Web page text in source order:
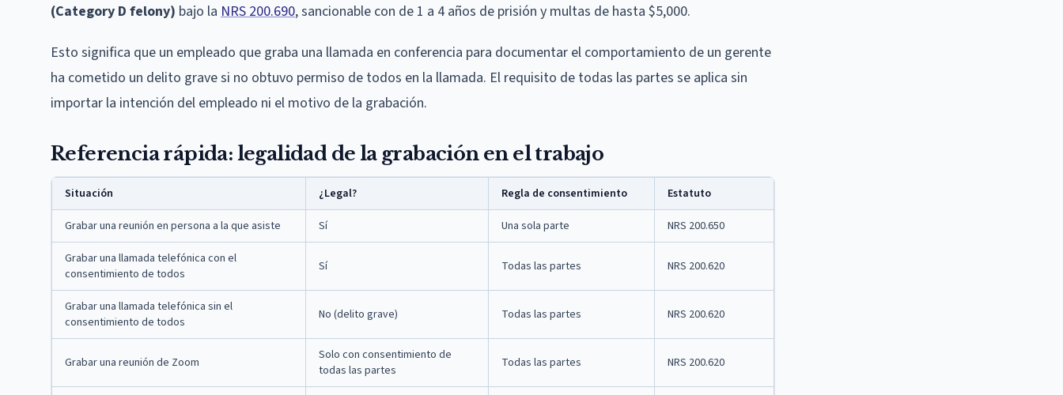
(Category D felony) bajo la NRS 200.690, sancionable con de 1 a 4 años de prisión y multas de hasta $5,000.
Esto significa que un empleado que graba una llamada en conferencia para documentar el comportamiento de un gerente
ha cometido un delito grave si no obtuvo permiso de todos en la llamada. El requisito de todas las partes se aplica sin
importar la intención del empleado ni el motivo de la grabación.
Referencia rápida: legalidad de la grabación en el trabajo
Situación ¿Legal? Regla de consentimiento Estatuto
Grabar una reunión en persona a la que asiste Sí Una sola parte NRS 200.650
Grabar una llamada telefónica con el
consentimiento de todos
Sí Todas las partes NRS 200.620
Grabar una llamada telefónica sin el
consentimiento de todos
No (delito grave) Todas las partes NRS 200.620
Grabar una reunión de Zoom
Solo con consentimiento de
todas las partes
Todas las partes NRS 200.620